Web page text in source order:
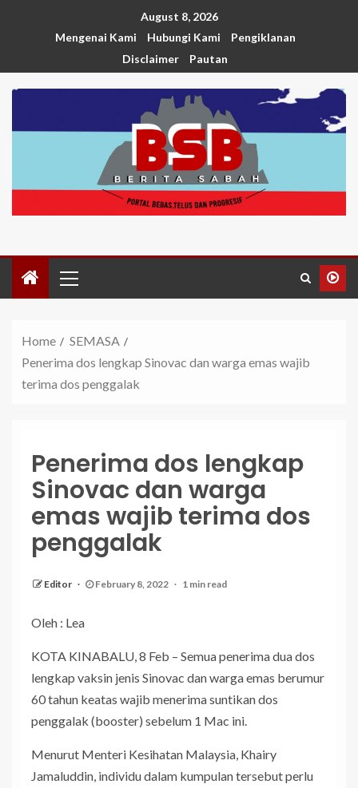
August 8, 2026
Mengenai Kami
Hubungi Kami
Pengiklanan
Disclaimer
Pautan
Home
SEMASA
Penerima dos lengkap Sinovac dan warga emas wajib
terima dos penggalak
Penerima dos lengkap
Sinovac dan warga
emas wajib terima dos
penggalak
Editor February 8, 2022 1 min read
Oleh : Lea
KOTA KINABALU, 8 Feb – Semua penerima dua dos
lengkap vaksin jenis Sinovac dan warga emas berumur
60 tahun keatas wajib menerima suntikan dos
penggalak (booster) sebelum 1 Mac ini.
Menurut Menteri Kesihatan Malaysia, Khairy
Jamaluddin, individu dalam kumpulan tersebut perlu